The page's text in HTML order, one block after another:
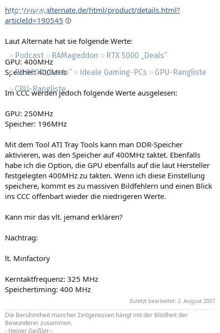
Leserartikel
Podcast RAMageddon
RTX 5000 „Deals“
RX 9000 „Deals“
Ideale Gaming-PCs
GPU-Rangliste
CPU-Rangliste
http://www.alternate.de/html/product/details.html?
articleId=190545
Laut Alternate hat sie folgende Werte:
GPU: 400MHz
Speicher: 400MHz
Im CCC werden jedoch folgende Werte ausgelesen:
GPU: 250MHz
Speicher: 196MHz
Mit dem Tool ATI Tray Tools kann man DDR-Speicher
aktivieren, was den Speicher auf 400MHz taktet. Ebenfalls
habe ich die Option, die GPU ebenfalls auf die laut Hersteller
festgelegten 400MHz zu takten. Wenn ich diese Einstellung
speichere, kommt es zu massiven Bildfehlern und einen Blick
ins CCC offenbart wieder die niedrigeren Werte.
Kann mir das vlt. jemand erklären?
Nachtrag:
lt. Minfactory
Kerntaktfrequenz: 325 MHz
Speichertiming: 400 MHz
Zuletzt bearbeitet: 2. August 2007
Die Berühmtheit mancher Zeitgenossen hängt mit der Blödheit der
Bewunderer zusammen.
- Heiner Geißler -